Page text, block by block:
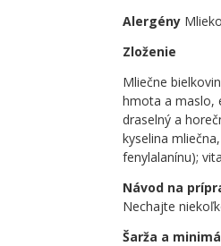
Alergény
Zloženie
Mliečne
hmota a maslo,
draselný a
kyselina
fenylalanínu);
Návod na
Nechajte
Šarža a